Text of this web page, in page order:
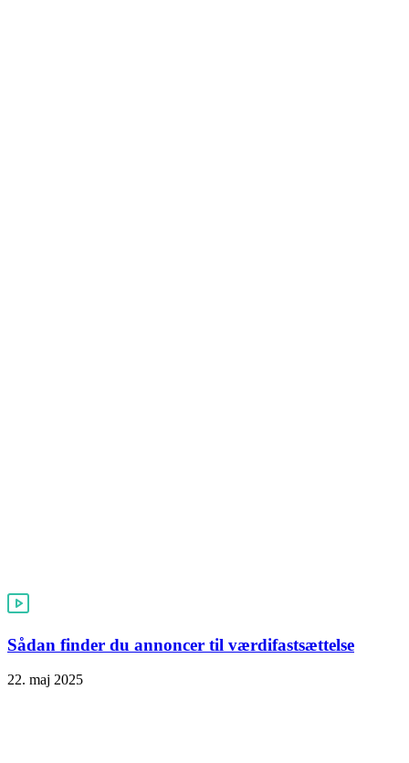
Sådan finder du annoncer til værdifastsættelse
22. maj 2025